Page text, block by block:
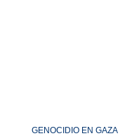
GENOCIDIO EN GAZA